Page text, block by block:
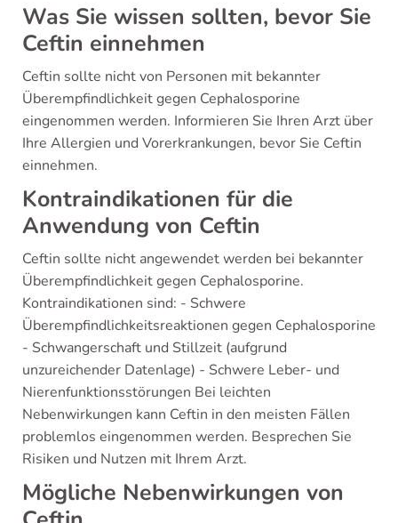
Was Sie wissen sollten, bevor Sie
Ceftin einnehmen
Ceftin sollte nicht von Personen mit bekannter
Überempfindlichkeit gegen Cephalosporine
eingenommen werden. Informieren Sie Ihren Arzt über
Ihre Allergien und Vorerkrankungen, bevor Sie Ceftin
einnehmen.
Kontraindikationen für die
Anwendung von Ceftin
Ceftin sollte nicht angewendet werden bei bekannter
Überempfindlichkeit gegen Cephalosporine.
Kontraindikationen sind: - Schwere
Überempfindlichkeitsreaktionen gegen Cephalosporine
- Schwangerschaft und Stillzeit (aufgrund
unzureichender Datenlage) - Schwere Leber- und
Nierenfunktionsstörungen Bei leichten
Nebenwirkungen kann Ceftin in den meisten Fällen
problemlos eingenommen werden. Besprechen Sie
Risiken und Nutzen mit Ihrem Arzt.
Mögliche Nebenwirkungen von